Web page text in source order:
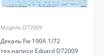
Модель:D72009
Декаль Fw 190A 1/72
тех.написи Eduard D72009